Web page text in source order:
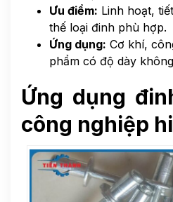
Ưu điểm: Linh hoạt,
thế loại đinh phù hợp.
Ứng dụng: Cơ khí,
phẩm có độ dày
Ứng dụng
công nghiệp